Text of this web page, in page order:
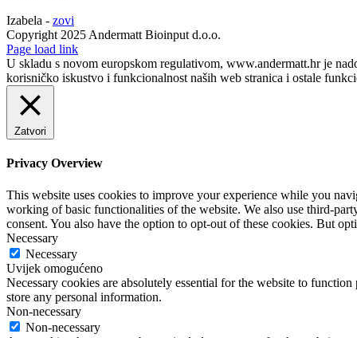
Izabela - zovi
Copyright 2025 Andermatt Bioinput d.o.o.
Facebook
Page load link
U skladu s novom europskom regulativom, www.andermatt.hr je
korisničko iskustvo i funkcionalnost naših web stranica i ostale
Zatvori
Privacy Overview
This website uses cookies to improve your experience while you
working of basic functionalities of the website. We also use third-
consent. You also have the option to opt-out of these cookies. But
Necessary
Necessary
Uvijek omogućeno
Necessary cookies are absolutely essential for the website to
store any personal information.
Non-necessary
Non-necessary